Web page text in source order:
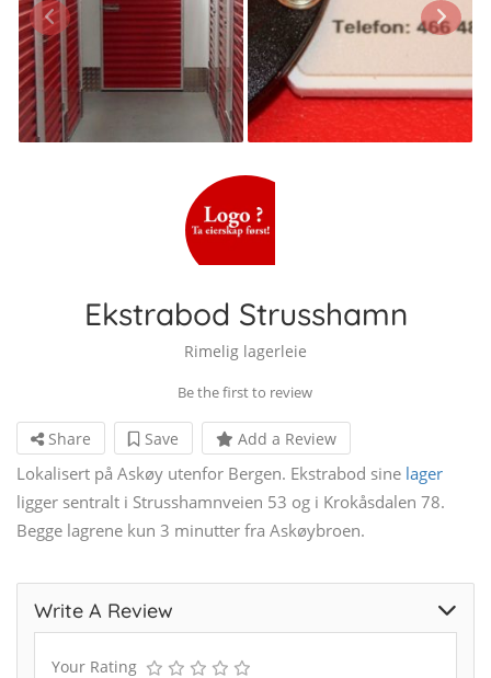
Ekstrabod Strusshamn
Rimelig lagerleie
Be the first to review
Share Save Add a Review
Lokalisert på Askøy utenfor Bergen. Ekstrabod sine lager
ligger sentralt i Strusshamnveien 53 og i Krokåsdalen 78.
Begge lagrene kun 3 minutter fra Askøybroen.
Write A Review
Your Rating